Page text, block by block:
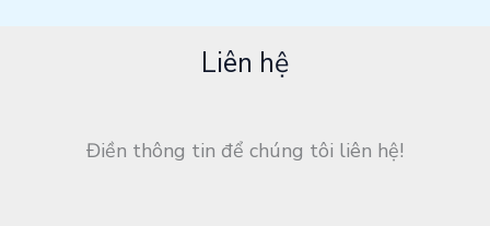
Liên hệ
Điền thông tin để chúng tôi liên hệ!